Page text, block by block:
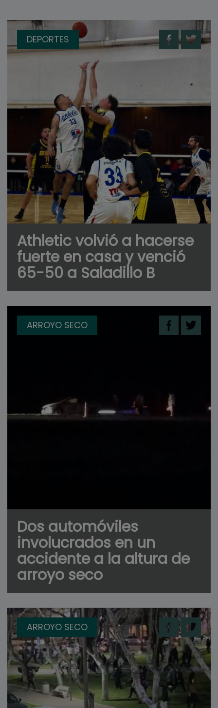
DEPORTES
Athletic volvió a hacerse
fuerte en casa y venció
65-50 a Saladillo B
ARROYO SECO
Dos automóviles
involucrados en un
accidente a la altura de
arroyo seco
ARROYO SECO